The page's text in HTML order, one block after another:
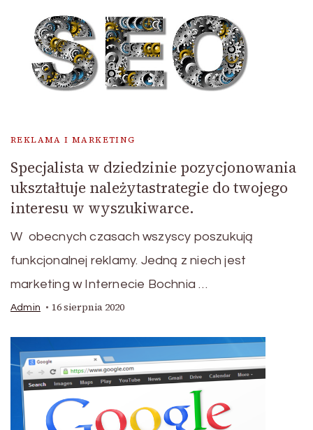
REKLAMA I MARKETING
Specjalista w dziedzinie pozycjonowania
ukształtuje należytastrategie do twojego
interesu w wyszukiwarce.
W obecnych czasach wszyscy poszukują
funkcjonalnej reklamy. Jedną z niech jest
marketing w Internecie Bochnia …
Admin 16 sierpnia 2020